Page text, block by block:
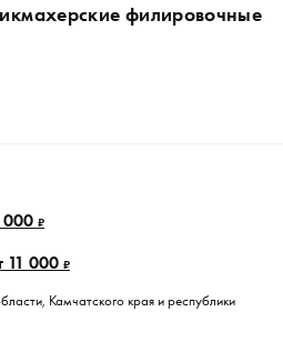
филировочные
000 ₽
11 000 ₽
Камчатского края и республики